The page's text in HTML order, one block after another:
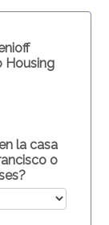
Housing
la casa
o